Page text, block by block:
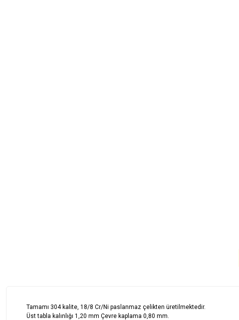
Tamamı 304 kalite, 18/8 Cr/Ni paslanmaz çelikten üretilmektedir.
Üst tabla kalınlığı 1,20 mm Çevre kaplama 0,80 mm.